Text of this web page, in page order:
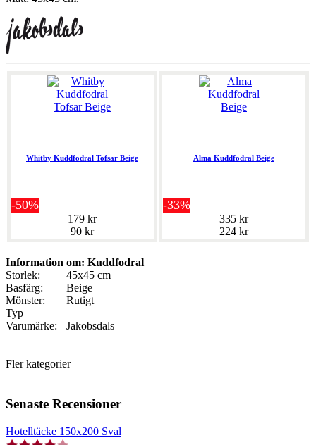
Whitby Kuddfodral Tofsar Beige
-50%
179 kr
90 kr
Alma Kuddfodral Beige
-33%
335 kr
224 kr
Information om: Kuddfodral
Storlek:
45x45 cm
Basfärg:
Beige
Mönster:
Rutigt
Typ
Varumärke:
Jakobsdals
Fler kategorier
Senaste Recensioner
Hotelltäcke 150x200 Sval